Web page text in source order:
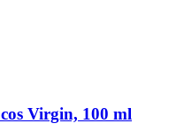
Virgin, 100 ml